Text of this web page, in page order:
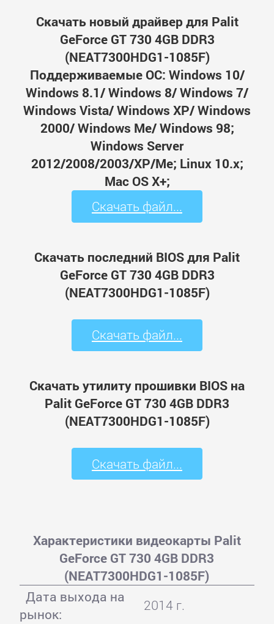
Скачать новый драйвер для Palit
GeForce GT 730 4GB DDR3
(NEAT7300HDG1-1085F)
Поддерживаемые ОС: Windows 10/
Windows 8.1/ Windows 8/ Windows 7/
Windows Vista/ Windows XP/ Windows
2000/ Windows Me/ Windows 98;
Windows Server
2012/2008/2003/XP/Me; Linux 10.x;
Mac OS X+;
Скачать файл...
Скачать последний BIOS для Palit
GeForce GT 730 4GB DDR3
(NEAT7300HDG1-1085F)
Скачать файл...
Скачать утилиту прошивки BIOS на
Palit GeForce GT 730 4GB DDR3
(NEAT7300HDG1-1085F)
Скачать файл...
Характеристики видеокарты Palit
GeForce GT 730 4GB DDR3
(NEAT7300HDG1-1085F)
Дата выхода на
рынок:
2014 г.